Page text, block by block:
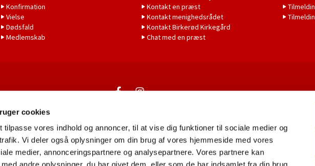
cookies
tilpasse vores indhold og annoncer, til at vise dig funktioner til sociale medier og
Vi deler også oplysninger om din brug af vores hjemmeside med vores
medier, annonceringspartnere og analysepartnere. Vores partnere kan
Konfirmation
Vielse
Dødsfald
Medlemskab
Kontakt en præst
Kontakt menighedsrådet
Kontakt Birkerød Kirkegård
Chat med en præst
Privatlivspolitik Log på ChurchDesk